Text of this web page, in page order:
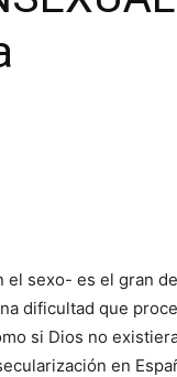
sexo- es el gran
dificultad que
si Dios no
en